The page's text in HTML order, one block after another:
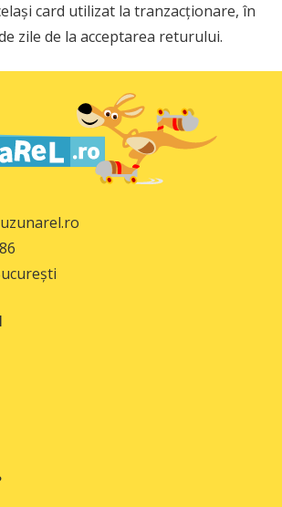
card utilizat la tranzacționare, în
zile de la acceptarea returului.